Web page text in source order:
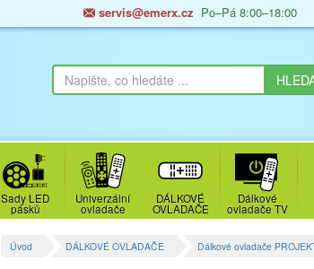
servis@emerx.cz Po–Pá 8:00–18:00
Sady LED
pásků
Univerzální
ovladače
DÁLKOVÉ
OVLADAČE
Dálkové
ovladače TV
Úvod DÁLKOVÉ OVLADAČE Dálkové ovladače